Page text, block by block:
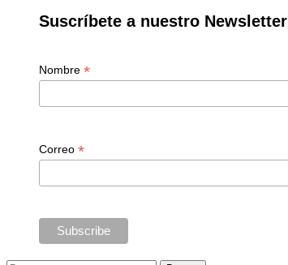
Suscríbete a nuestro Newsletter
Nombre *
Correo *